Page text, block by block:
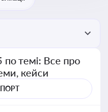
темі: Все про
кейси